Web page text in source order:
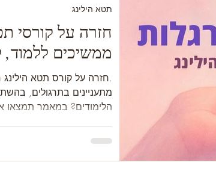
חזרה על קורסי
ממשיכים ללמוד,
אחרי קבלת
.חזרה על קורס תטא הילינג
מתעניינים בתרגולים,
הלימודים? במאמר תמצאו
תטא הילינג